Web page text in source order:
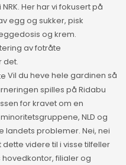
Her har vi fokusert på
egg og sukker, pisk
og krem.
av fotråte
det.
Vil du heve hele gardinen så
spilles på Ridabu
for kravet om en
NLD og
problemer. Nei, nei
dette videre til i visse tilfeller
filialer og